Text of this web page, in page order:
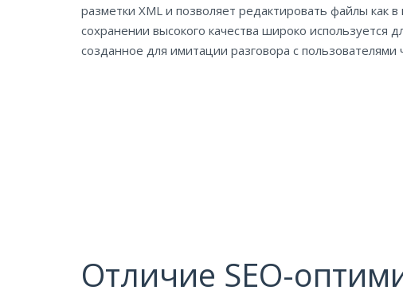
разметки ХML и позволяет редактировать файлы как
сохранении высокого качества широко
созданное для имитации разговора с
Отличие SEO-